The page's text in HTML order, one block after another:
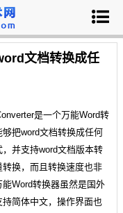
文档转换成任
是一个万能Word转
把word文档转换成任何
并支持word文档版本转
转换，而且转换速度也非
能Word转换器虽然是国外
持简体中文，操作界面也